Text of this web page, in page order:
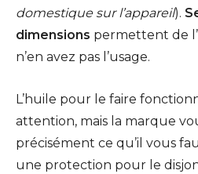
domestique sur l’appareil).
dimensions permettent de
n’en avez pas l’usage.
L’huile pour le faire
attention, mais la marque
précisément ce qu’il vous
une protection pour le